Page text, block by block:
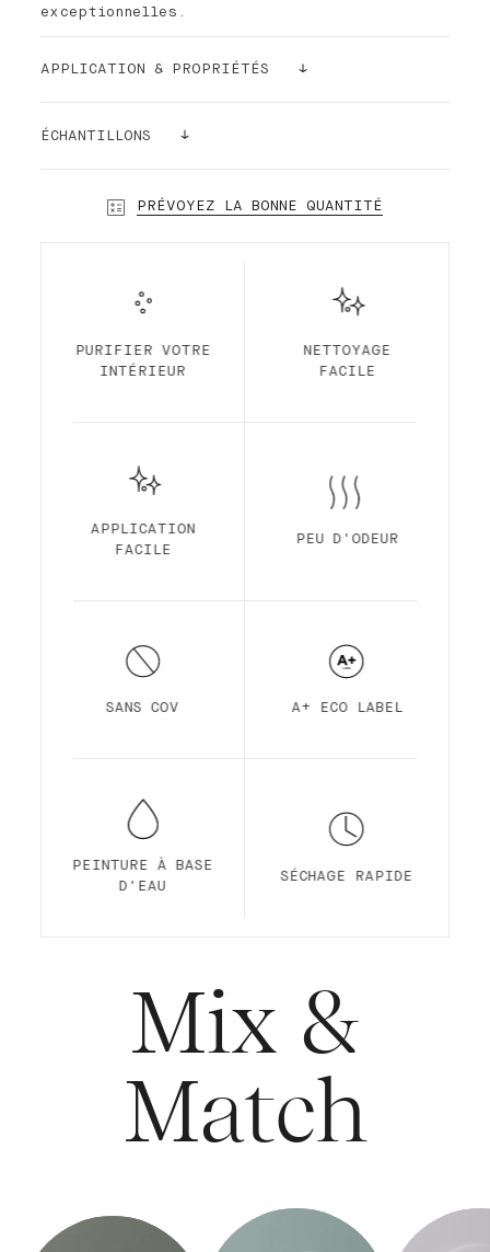
exceptionnelles.
APPLICATION & PROPRIÉTÉS
La densité de ses pigments la rend ultra
d'utiliser notre rouleau de peinture Palette
à poils courts. Dans la plupart des cas et
Notre peinture d'intérieur et de qualité
supérieure à base d'eau et avec une finition
durable et peu lustrée. La finition standard
pigmentation élevée, un temps de séchage
rapide et une couvrance premium.
ÉCHANTILLONS
PRÉVOYEZ LA BONNE QUANTITÉ
PURIFIER VOTRE
INTÉRIEUR
NETTOYAGE
FACILE
APPLICATION
FACILE
PEU D'ODEUR
SANS COV A+ ECO LABEL
PEINTURE À BASE
D'EAU
SÉCHAGE RAPIDE
Mix &
Match